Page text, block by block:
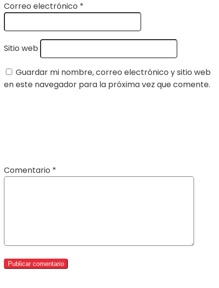
Correo electrónico *
Sitio web
Guardar mi nombre, correo electrónico y sitio web
en este navegador para la próxima vez que comente.
Comentario *